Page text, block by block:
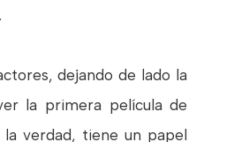
dejando de lado la
la primera película de
la verdad, tiene un papel